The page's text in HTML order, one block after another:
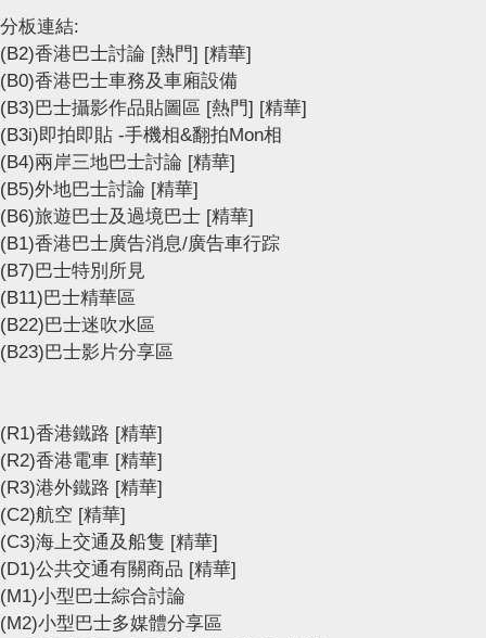
分板連結:
(B2)香港巴士討論 [熱門] [精華]
(B0)香港巴士車務及車廂設備
(B3)巴士攝影作品貼圖區 [熱門] [精華]
(B3i)即拍即貼 -手機相&翻拍Mon相
(B4)兩岸三地巴士討論 [精華]
(B5)外地巴士討論 [精華]
(B6)旅遊巴士及過境巴士 [精華]
(B1)香港巴士廣告消息/廣告車行踪
(B7)巴士特別所見
(B11)巴士精華區
(B22)巴士迷吹水區
(B23)巴士影片分享區
(R1)香港鐵路 [精華]
(R2)香港電車 [精華]
(R3)港外鐵路 [精華]
(C2)航空 [精華]
(C3)海上交通及船隻 [精華]
(D1)公共交通有關商品 [精華]
(M1)小型巴士綜合討論
(M2)小型巴士多媒體分享區